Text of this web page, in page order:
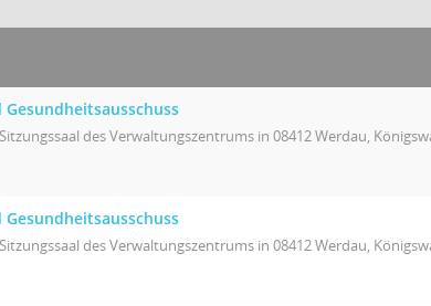
Gesundheitsausschuss
Sitzungssaal des Verwaltungszentrums in 08412 Werdau,
Gesundheitsausschuss
Sitzungssaal des Verwaltungszentrums in 08412 Werdau,